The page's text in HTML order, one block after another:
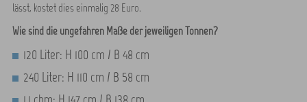
lässt, kostet dies einmalig 28 Euro.
Wie sind die ungefähren Maße der jeweiligen Tonnen?
120 Liter: H 100 cm / B 48 cm
240 Liter: H 110 cm / B 58 cm